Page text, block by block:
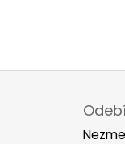
Z